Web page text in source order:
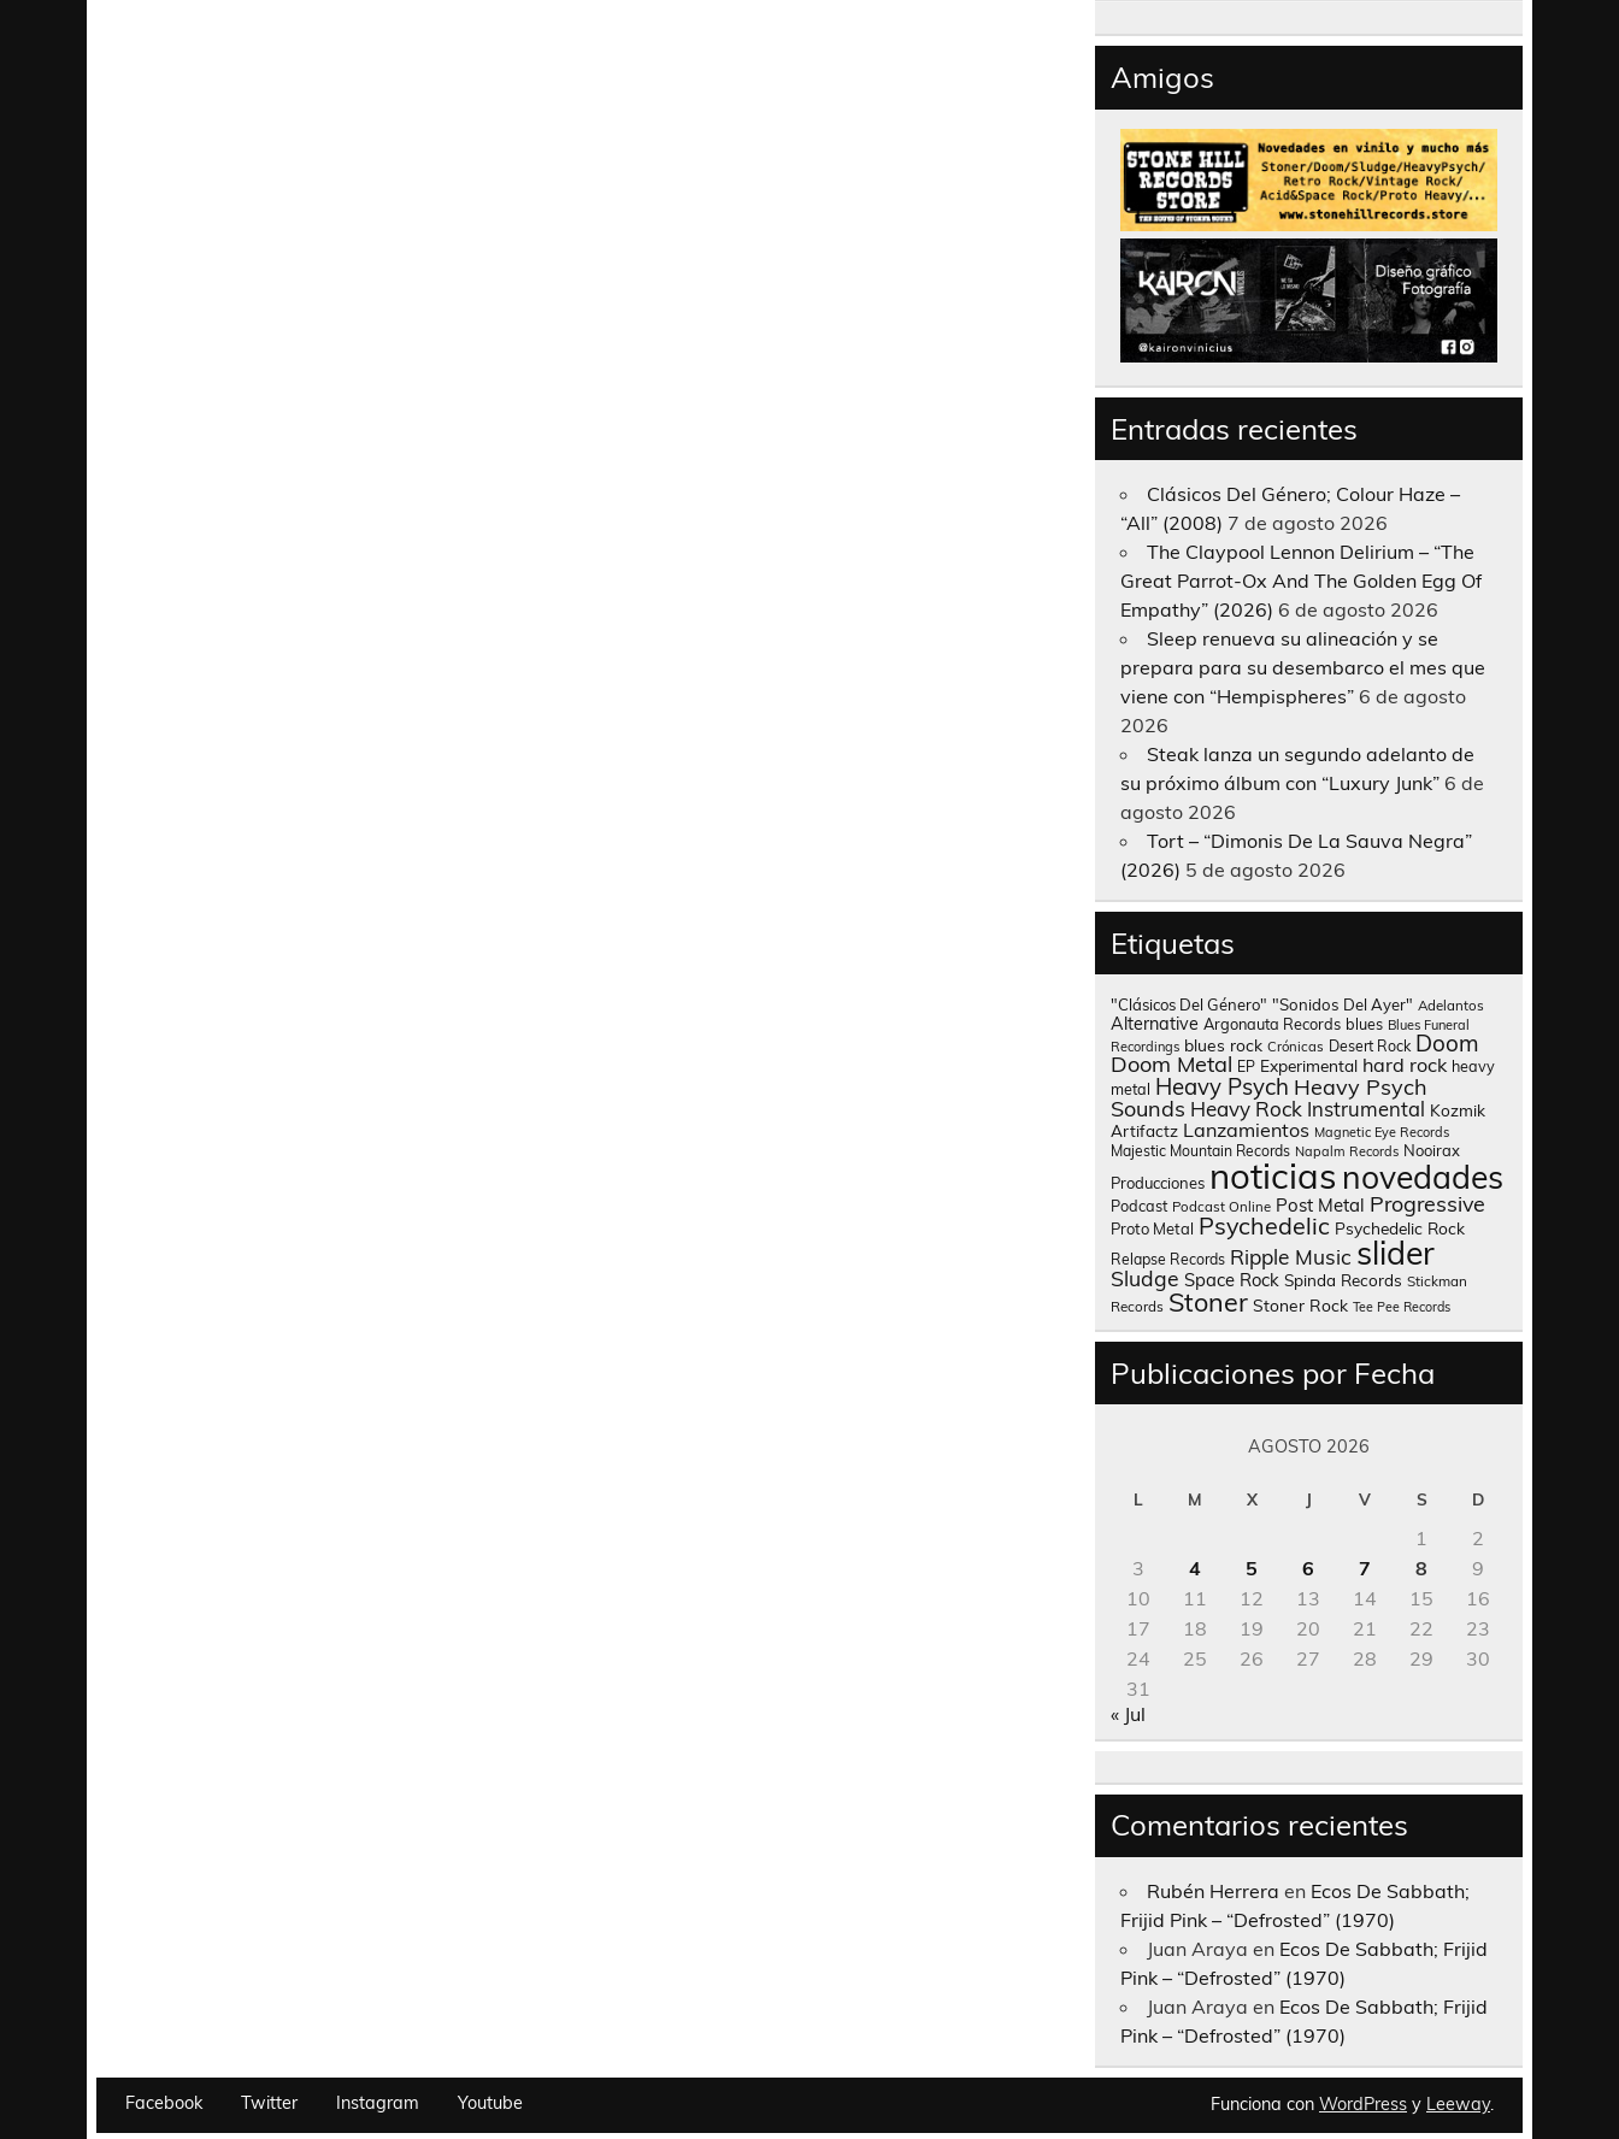
Amigos
Entradas recientes
Clásicos Del Género; Colour Haze –
“All” (2008) 7 de agosto 2026
The Claypool Lennon Delirium – “The
Great Parrot-Ox And The Golden Egg Of
Empathy” (2026) 6 de agosto 2026
Sleep renueva su alineación y se
prepara para su desembarco el mes que
viene con “Hempispheres” 6 de agosto
2026
Steak lanza un segundo adelanto de
su próximo álbum con “Luxury Junk” 6 de
agosto 2026
Tort – “Dimonis De La Sauva Negra”
(2026) 5 de agosto 2026
Etiquetas
"Clásicos Del Género" "Sonidos Del Ayer" Adelantos
Alternative Argonauta Records blues Blues Funeral
Recordings blues rock Crónicas Desert Rock Doom
Doom Metal EP Experimental hard rock heavy
metal Heavy Psych Heavy Psych
Sounds Heavy Rock Instrumental Kozmik
Artifactz Lanzamientos Magnetic Eye Records
Majestic Mountain Records Napalm Records Nooirax
Producciones noticias novedades
Podcast Podcast Online Post Metal Progressive
Proto Metal Psychedelic Psychedelic Rock
Relapse Records Ripple Music slider
Sludge Space Rock Spinda Records Stickman
Records Stoner Stoner Rock Tee Pee Records
Publicaciones por Fecha
AGOSTO 2026
L M X J V S D
1
2
3
4 5 6 7 8
9
10
11 12 13 14 15
16
17
18 19 20 21 22
23
24
25 26 27 28 29
30
31
« Jul
Comentarios recientes
Rubén Herrera en Ecos De Sabbath;
Frijid Pink – “Defrosted” (1970)
Juan Araya en Ecos De Sabbath; Frijid
Pink – “Defrosted” (1970)
Juan Araya en Ecos De Sabbath; Frijid
Pink – “Defrosted” (1970)
Facebook Twitter Instagram Youtube Funciona con WordPress y Leeway.